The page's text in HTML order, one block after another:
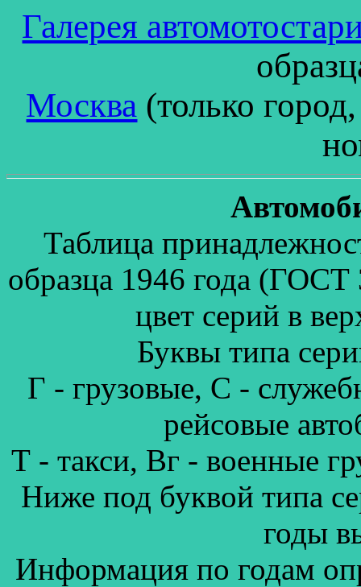
Галерея
Москва (только
Таблица
образца 1946 года
цвет серий в
Буквы типа
Г - грузовые, С -
рейсовые
Т - такси, Вг - военные
Ниже под буквой типа
годы
Информация по годам